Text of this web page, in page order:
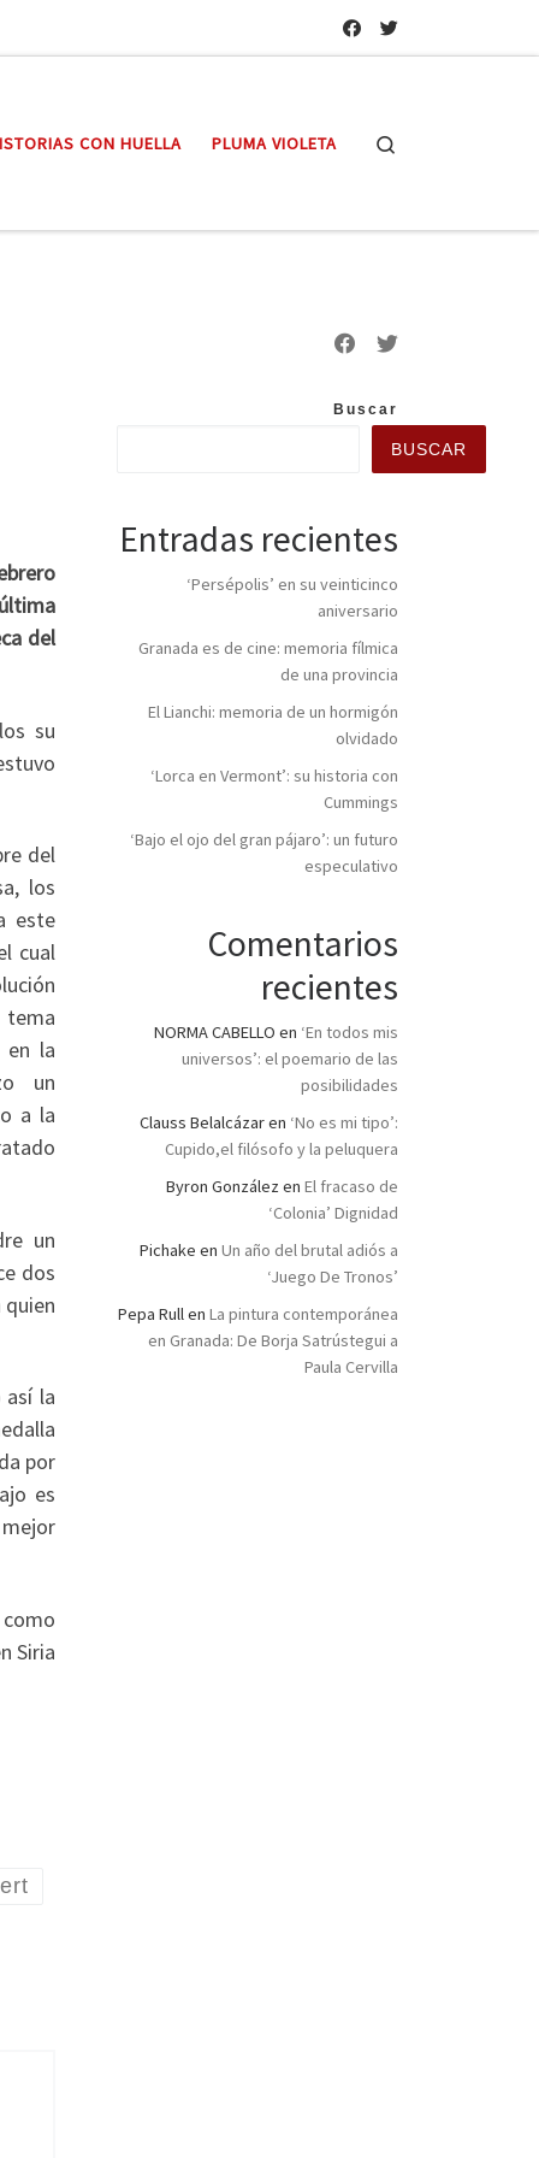
CON HUELLA PLUMA VIOLETA
del
su
del
los
este
cual
tema
en la
un
a la
un
dos
así la
por
es
Siria
Buscar
BUSCAR
Entradas recientes
‘Persépolis’ en su veinticinco
aniversario
Granada es de cine: memoria fílmica
de una provincia
El Lianchi: memoria de un hormigón
olvidado
‘Lorca en Vermont’: su historia con
Cummings
‘Bajo el ojo del gran pájaro’: un futuro
especulativo
Comentarios
recientes
NORMA CABELLO en ‘En todos mis
universos’: el poemario de las
posibilidades
Clauss Belalcázaren ‘No es mi tipo’:
Cupido,el filósofo y la peluquera
Byron González en El fracaso de
‘Colonia’ Dignidad
Pichake en Un año del brutal adiós a
‘Juego De Tronos’
Pepa Rullen La pintura contemporánea
en Granada: De Borja Satrústegui a
Paula Cervilla